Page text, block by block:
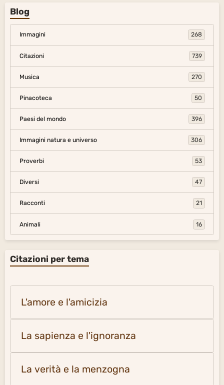
Blog
Immagini 268
Citazioni 739
Musica 270
Pinacoteca 50
Paesi del mondo 396
Immagini natura e universo 306
Proverbi 53
Diversi 47
Racconti 21
Animali 16
Citazioni per tema
L'amore e l'amicizia
La sapienza e l'ignoranza
La verità e la menzogna